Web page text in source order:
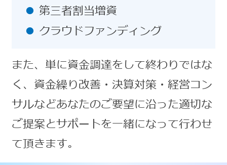
第三者割当増資
クラウドファンディング
また、単に資金調達をして終わりではな
く、資金繰り改善・決算対策・経営コン
サルなどあなたのご要望に沿った適切な
ご提案とサポートを一緒になって行わせ
て頂きます。